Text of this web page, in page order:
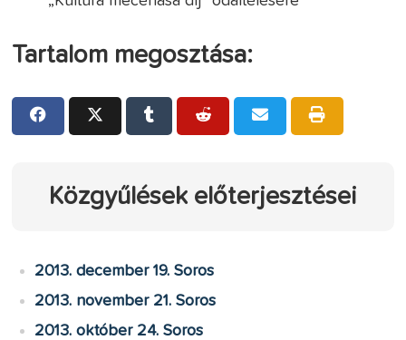
Tartalom megosztása:
Közgyűlések előterjesztései
2013. december 19. Soros
2013. november 21. Soros
2013. október 24. Soros